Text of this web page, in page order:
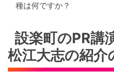
種は何ですか？
設楽町のPR講
松江大志の紹介